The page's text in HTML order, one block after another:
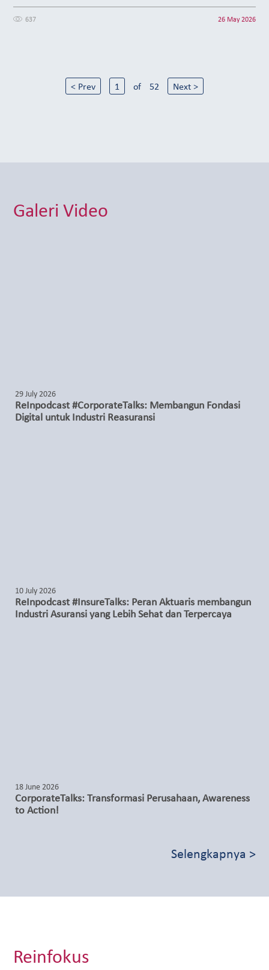
637 26 May 2026
< Prev 1 of 52 Next >
Galeri Video
29 July 2026
ReInpodcast #CorporateTalks: Membangun Fondasi
Digital untuk Industri Reasuransi
10 July 2026
ReInpodcast #InsureTalks: Peran Aktuaris membangun
Industri Asuransi yang Lebih Sehat dan Terpercaya
18 June 2026
CorporateTalks: Transformasi Perusahaan, Awareness
to Action!
Selengkapnya >
Reinfokus